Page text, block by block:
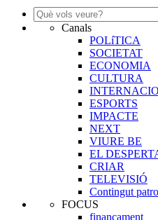
Canals
POLíTICA
SOCIETAT
ECONOMIA
CULTURA
ESPORTS
IMPACTE
NEXT
VIURE BE
EL
CRIAR
TELEVISIÓ
Contingut
FOCUS
finançament